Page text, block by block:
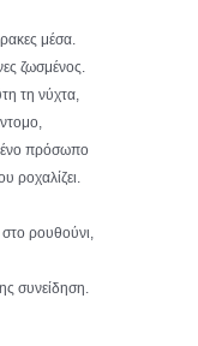
μέσα.
ζωσμένος.
τη νύχτα,
πρόσωπο
ροχαλίζει.
ρουθούνι,
συνείδηση.